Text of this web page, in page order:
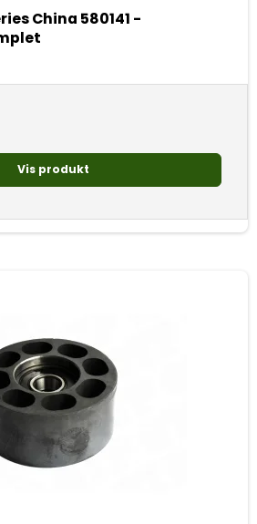
China 580141 -
Vis produkt